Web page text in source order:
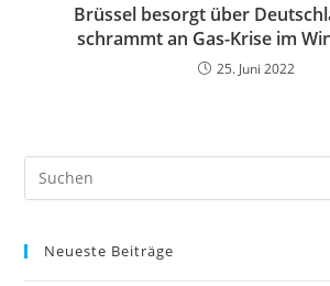
Brüssel besorgt über
schrammt an Gas-Krise im
25. Juni 2022
Neueste Beiträge